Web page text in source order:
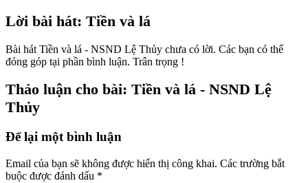
Lời bài hát: Tiền và lá
Bài hát Tiền và lá - NSND Lệ Thủy chưa có lời. Các bạn có thể
đóng góp tại phần bình luận. Trân trọng !
Thảo luận cho bài: Tiền và lá - NSND Lệ
Thủy
Để lại một bình luận
Email của bạn sẽ không được hiển thị công khai. Các trường bắt
buộc được đánh dấu *